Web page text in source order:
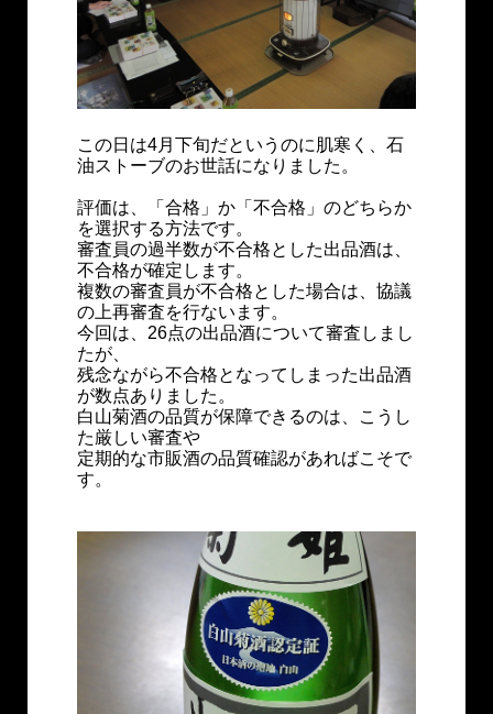
この日は4月下旬だというのに肌寒く、石
油ストーブのお世話になりました。
評価は、「合格」か「不合格」のどちらか
を選択する方法です。
審査員の過半数が不合格とした出品酒は、
不合格が確定します。
複数の審査員が不合格とした場合は、協議
の上再審査を行ないます。
今回は、26点の出品酒について審査しまし
たが、
残念ながら不合格となってしまった出品酒
が数点ありました。
白山菊酒の品質が保障できるのは、こうし
た厳しい審査や
定期的な市販酒の品質確認があればこそで
す。